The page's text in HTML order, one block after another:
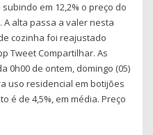
em 12,2% o preço do
A alta passa a valer nesta
cozinha foi reajustado
Tweet Compartilhar. As
0h00 de ontem, domingo (05)
uso residencial em botijões
é de 4,5%, em média. Preço